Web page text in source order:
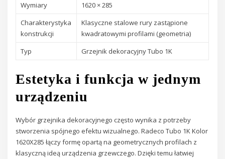
Wymiary
1620 × 285
Charakterystyka
konstrukcji
Klasyczne stalowe rury zastąpione
kwadratowymi profilami (geometria)
Typ
Grzejnik dekoracyjny Tubo 1K
Estetyka i funkcja w jednym
urządzeniu
Wybór grzejnika dekoracyjnego często wynika z potrzeby
stworzenia spójnego efektu wizualnego. Radeco Tubo 1K Kolor
1620X285 łączy formę opartą na geometrycznych profilach z
klasyczną ideą urządzenia grzewczego. Dzięki temu łatwiej